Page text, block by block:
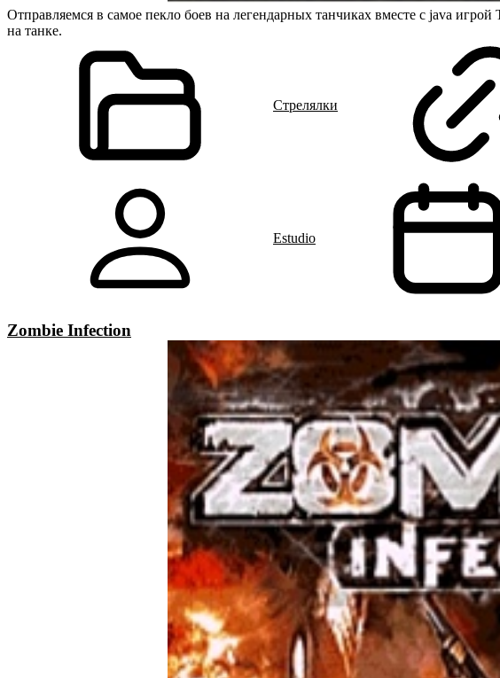
Отправляемся в самое пекло боев на легендарных танчиках вместе с java
на танке.
Стрелялки
Estudio
Zombie Infection